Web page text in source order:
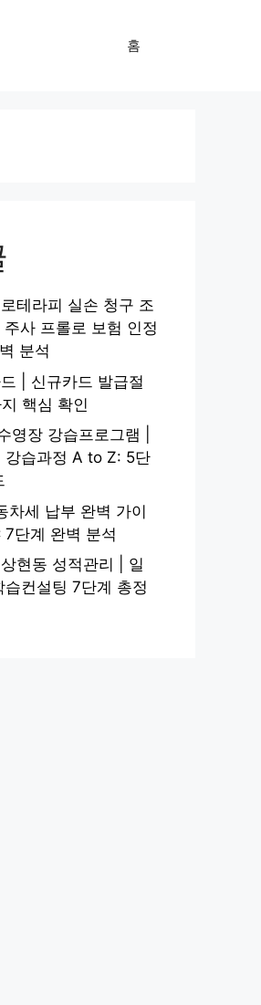
홈
테라피 실손 청구 조
사 프롤로 보험 인정
분석
| 신규카드 발급절
핵심 확인
영장 강습프로그램 |
강습과정 A to Z: 5단
차세 납부 완벽 가이
7단계 완벽 분석
현동 성적관리 | 일
컨설팅 7단계 총정